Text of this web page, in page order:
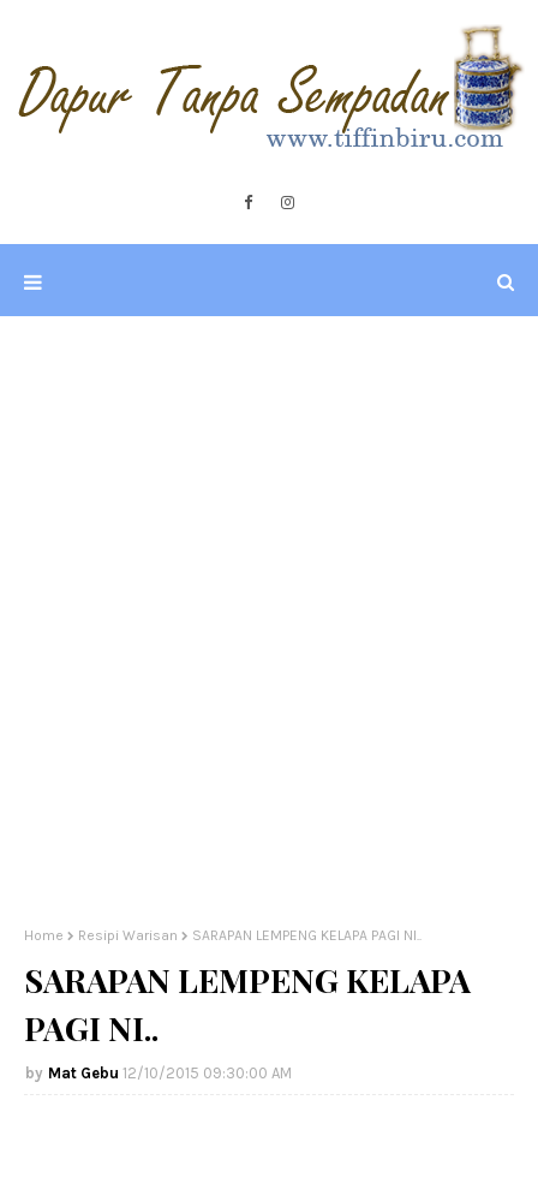
Home Resipi Warisan SARAPAN LEMPENG KELAPA PAGI NI..
SARAPAN LEMPENG KELAPA
PAGI NI..
Mat Gebu 12/10/2015 09:30:00 AM